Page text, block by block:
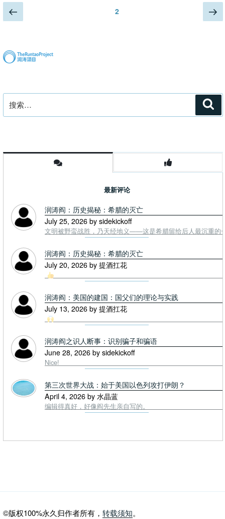
千
万？
文
章
页
上
一
页2 下
一
索：
最新评论
润涛阎：历史揭秘：希腊的灭亡
July 25, 2026 by sidekickoff
文明被野蛮战胜，乃天经地义——这是希腊留给后人最沉重的
润涛阎：历史揭秘：希腊的灭亡
July 20, 2026 by 提酒扛花
润涛阎：美国的建国：国父们的理论与实践
July 13, 2026 by 提酒扛花
润涛阎之识人断事：识别骗子和骗语
June 28, 2026 by sidekickoff
Nice!
第三次世界大战：始于美国以色列攻打伊朗？
April 4, 2026 by 水晶蓝
编辑得真好，好像阎先生亲自写的。
©版权100%永久归作者所有， 转载须知。